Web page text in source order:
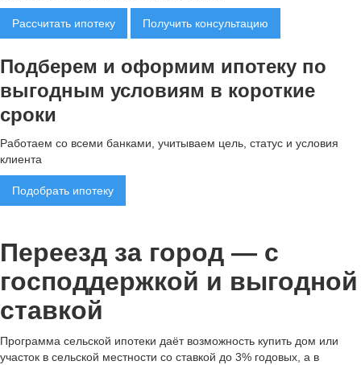
Рассчитать ипотеку Получить консультацию
Подберем и оформим ипотеку по
выгодным условиям в короткие
сроки
Работаем со всеми банками, учитываем цель, статус и условия
клиента
Подобрать ипотеку
Переезд за город — с
господдержкой и выгодной
ставкой
Программа сельской ипотеки даёт возможность купить дом или
участок в сельской местности со ставкой до 3% годовых, а в